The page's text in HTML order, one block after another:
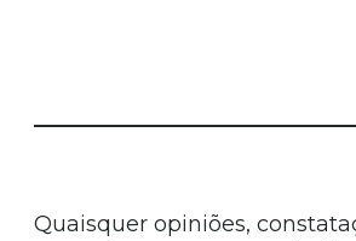
Quaisquer opiniões,